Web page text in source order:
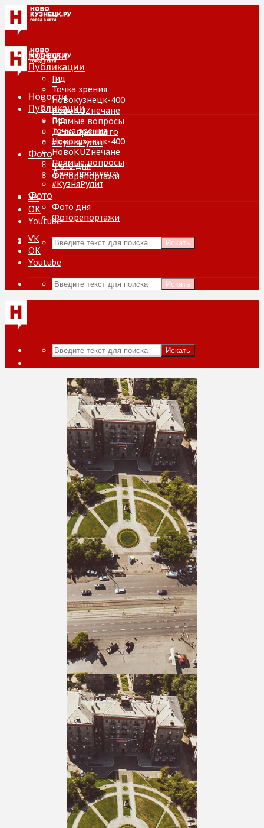
Новости
Публикации
Гид
Точка зрения
Новокузнецк-400
НовоKUZнечане
Прямые вопросы
Дело прошлого
#КузняРулит
Фото
Фото дня
Фоторепортажи
VK
ОК
Youtube
Искать
Новости
Публикации
Гид
Точка зрения
Новокузнецк-400
НовоKUZнечане
Прямые вопросы
Дело прошлого
#КузняРулит
Фото
Фото дня
Фоторепортажи
VK
ОК
Youtube
Искать
Искать